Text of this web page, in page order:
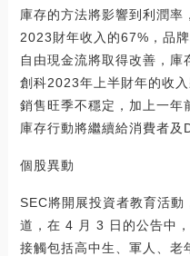
庫存的方法將影響到利潤
2023財年收入的67%，品
自由現金流將取得改善，庫
創科2023年上半財年的收
銷售旺季不穩定，加上一年
庫存行動將繼續給消費者及
個股異動
SEC將開展投資者教育活
道，在 4 月 3 日的公告中
接觸包括高中生、軍人、老